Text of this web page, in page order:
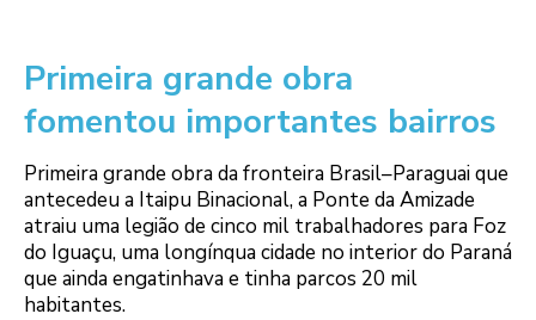
Primeira grande obra
fomentou importantes bairros
Primeira grande obra da fronteira Brasil–Paraguai que
antecedeu a Itaipu Binacional, a Ponte da Amizade
atraiu uma legião de cinco mil trabalhadores para Foz
do Iguaçu, uma longínqua cidade no interior do Paraná
que ainda engatinhava e tinha parcos 20 mil
habitantes.